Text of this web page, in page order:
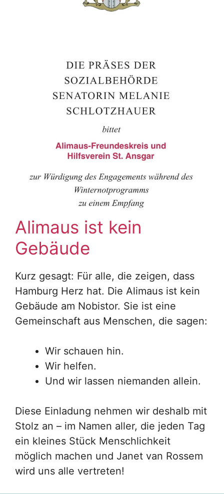
Alimaus ist kein
Gebäude
Kurz gesagt: Für alle, die zeigen, dass
Hamburg Herz hat. Die Alimaus ist kein
Gebäude am Nobistor. Sie ist eine
Gemeinschaft aus Menschen, die sagen:
Wir schauen hin.
Wir helfen.
Und wir lassen niemanden allein.
Diese Einladung nehmen wir deshalb mit
Stolz an – im Namen aller, die jeden Tag
ein kleines Stück Menschlichkeit
möglich machen und Janet van Rossem
wird uns alle vertreten!